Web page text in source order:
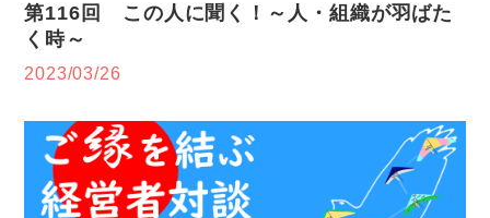
第116回 この人に聞く！～人・組織が羽ばた
く時～
2023/03/26